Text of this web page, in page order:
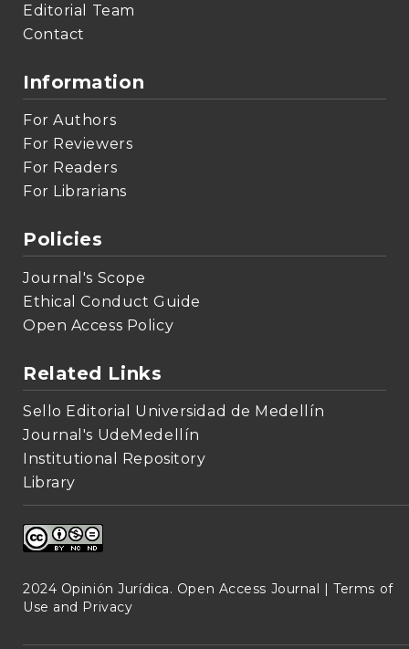
Editorial Team
Contact
Information
For Authors
For Reviewers
For Readers
For Librarians
Policies
Journal's Scope
Ethical Conduct Guide
Open Access Policy
Related Links
Sello Editorial Universidad de Medellín
Journal's UdeMedellín
Institutional Repository
Library
2024 Opinión Jurídica. Open Access Journal |Terms of
Use and Privacy